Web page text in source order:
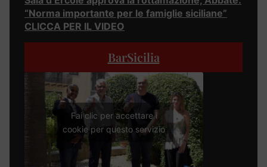
“Norma importante per le famiglie siciliane”
CLICCA PER IL VIDEO
BarSicilia
Fai clic per accettare i
cookie per questo servizio